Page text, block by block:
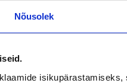
Nõusolek